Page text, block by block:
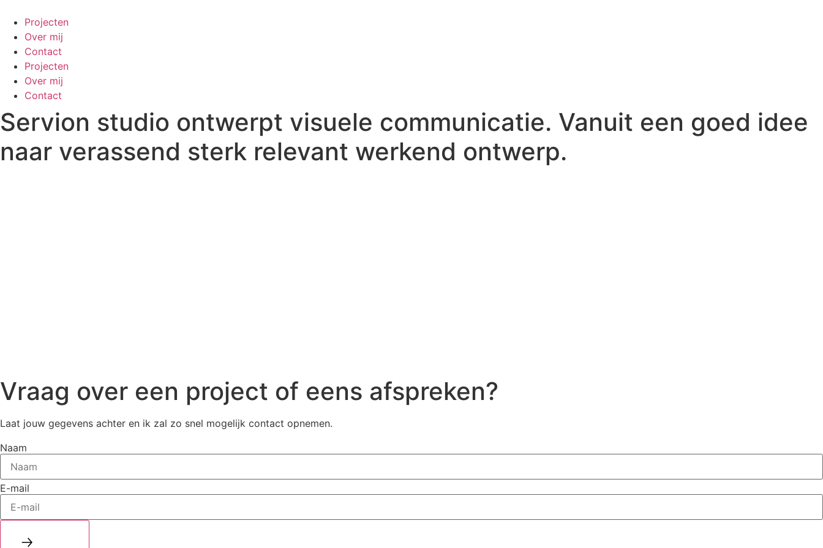
content
Projecten
Over mij
Contact
Projecten
Over mij
Contact
Servion studio ontwerpt visuele communicatie. Vanuit een goed idee
naar verassend sterk relevant werkend ontwerp.
Vraag over een project of eens afspreken?
Laat jouw gegevens achter en ik zal zo snel mogelijk contact opnemen.
Naam
E-mail